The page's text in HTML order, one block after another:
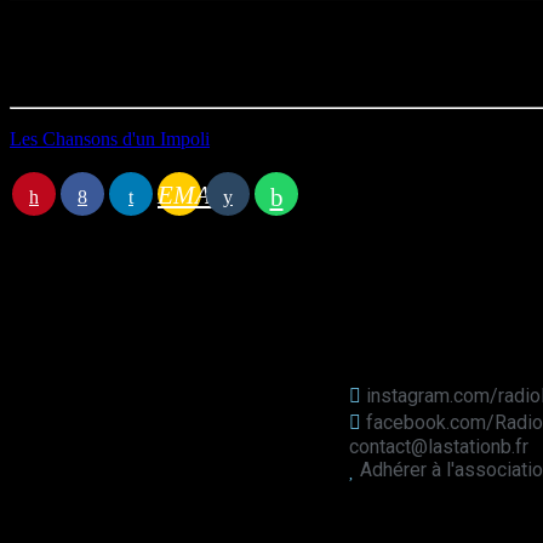
Les Chansons d'un Impoli
EMAIL
instagram.com/
facebook.com/
contact@lastationb.fr
Adhérer à